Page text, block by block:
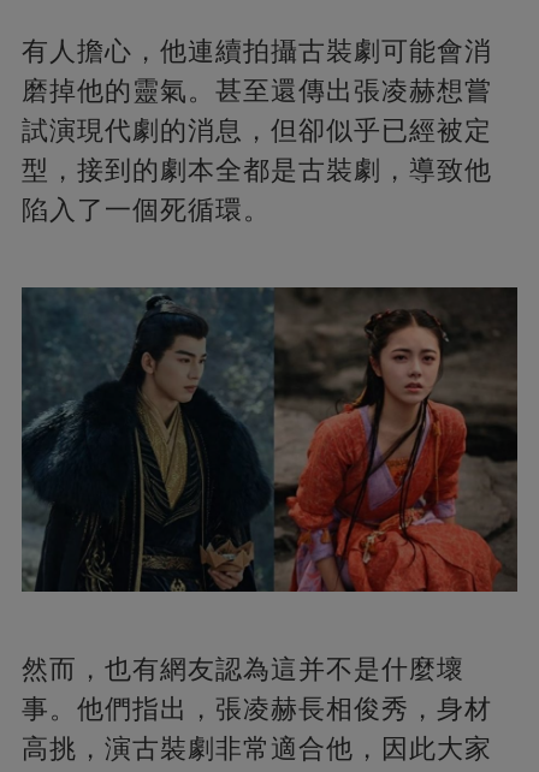
有人擔心，他連續拍攝古裝劇可能會消
磨掉他的靈氣。甚至還傳出張凌赫想嘗
試演現代劇的消息，但卻似乎已經被定
型，接到的劇本全都是古裝劇，導致他
陷入了一個死循環。
然而，也有網友認為這并不是什麼壞
事。他們指出，張凌赫長相俊秀，身材
高挑，演古裝劇非常適合他，因此大家